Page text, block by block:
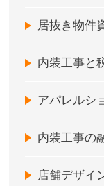
居抜き物件
内装工事と
アパレルシ
内装工事の
店舗デザイ